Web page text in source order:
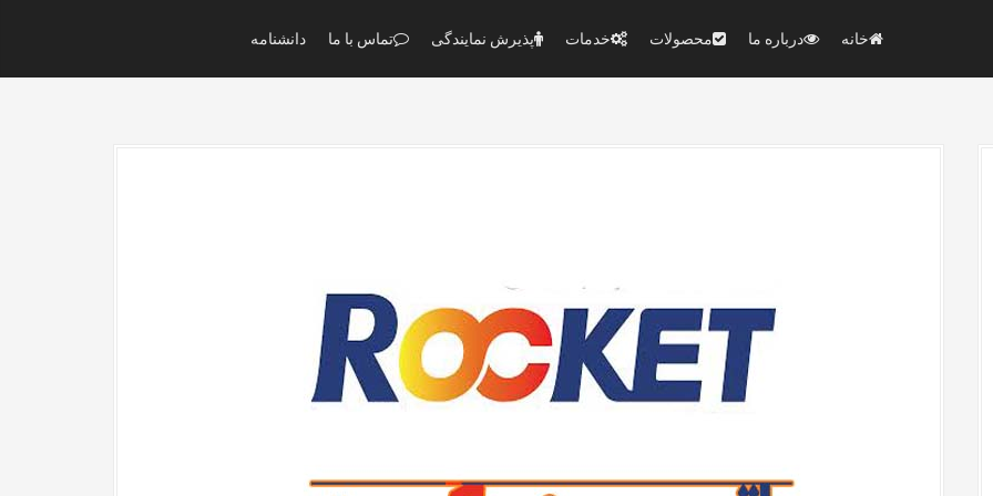
دانشنامه تماس با ما پذیرش نمایندگی خدمات محصولات درباره ما خانه